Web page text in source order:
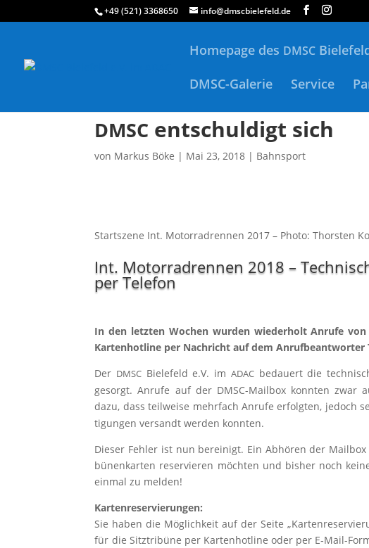
+49 (521) 3368650 info@dmscbielefeld.de
Homepage des DMSC
DMSC-Galerie
Service
DMSC entschuldigt sich
von Markus Böke | Mai 23, 2018 | Bahnsport
Start­sze­ne Int. Motor­rad­ren­nen 2017 – Pho­to: Thors­ten
Int. Motorradrennen 2018 –
per Telefon
In den letz­ten Wochen wur­den wie­der­holt Anru­fe
Kar­ten­hot­line per Nach­richt auf dem
Der DMSC Bie­le­feld e.V. im ADACbedau­ert die
gesorgt. Anru­fe auf der DMSC-Mail­box konn­ten zwar
dazu, dass teil­wei­se mehr­fach Anru­fe erfolg­ten, jedoch
ti­gun­gen ver­sandt wer­den konnten.
Die­ser Feh­ler ist nun berei­nigt. Ein Abhö­ren der
bü­nen­kar­ten reser­vie­ren möch­ten und bis­her noch
ein­mal zu melden!
Kar­ten­re­ser­vie­run­gen:
Sie haben die Mög­lich­keit auf der Sei­te
für die Sitz­tri­bü­ne per Kar­ten­hot­line oder per E‑Mail-